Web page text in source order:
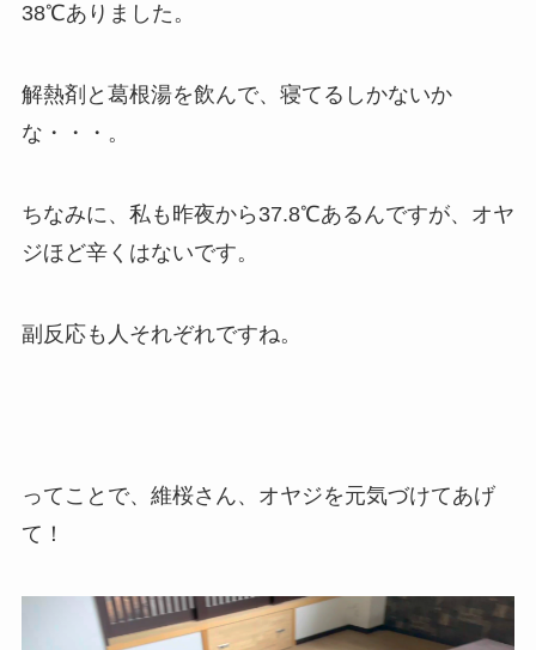
38℃ありました。
解熱剤と葛根湯を飲んで、寝てるしかないか
な・・・。
ちなみに、私も昨夜から37.8℃あるんですが、オヤ
ジほど辛くはないです。
副反応も人それぞれですね。
ってことで、維桜さん、オヤジを元気づけてあげ
て！